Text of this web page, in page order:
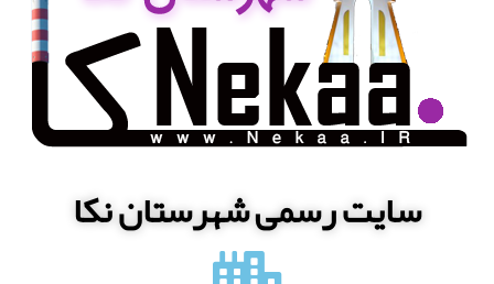
سایت رسمی شهرستان نکا